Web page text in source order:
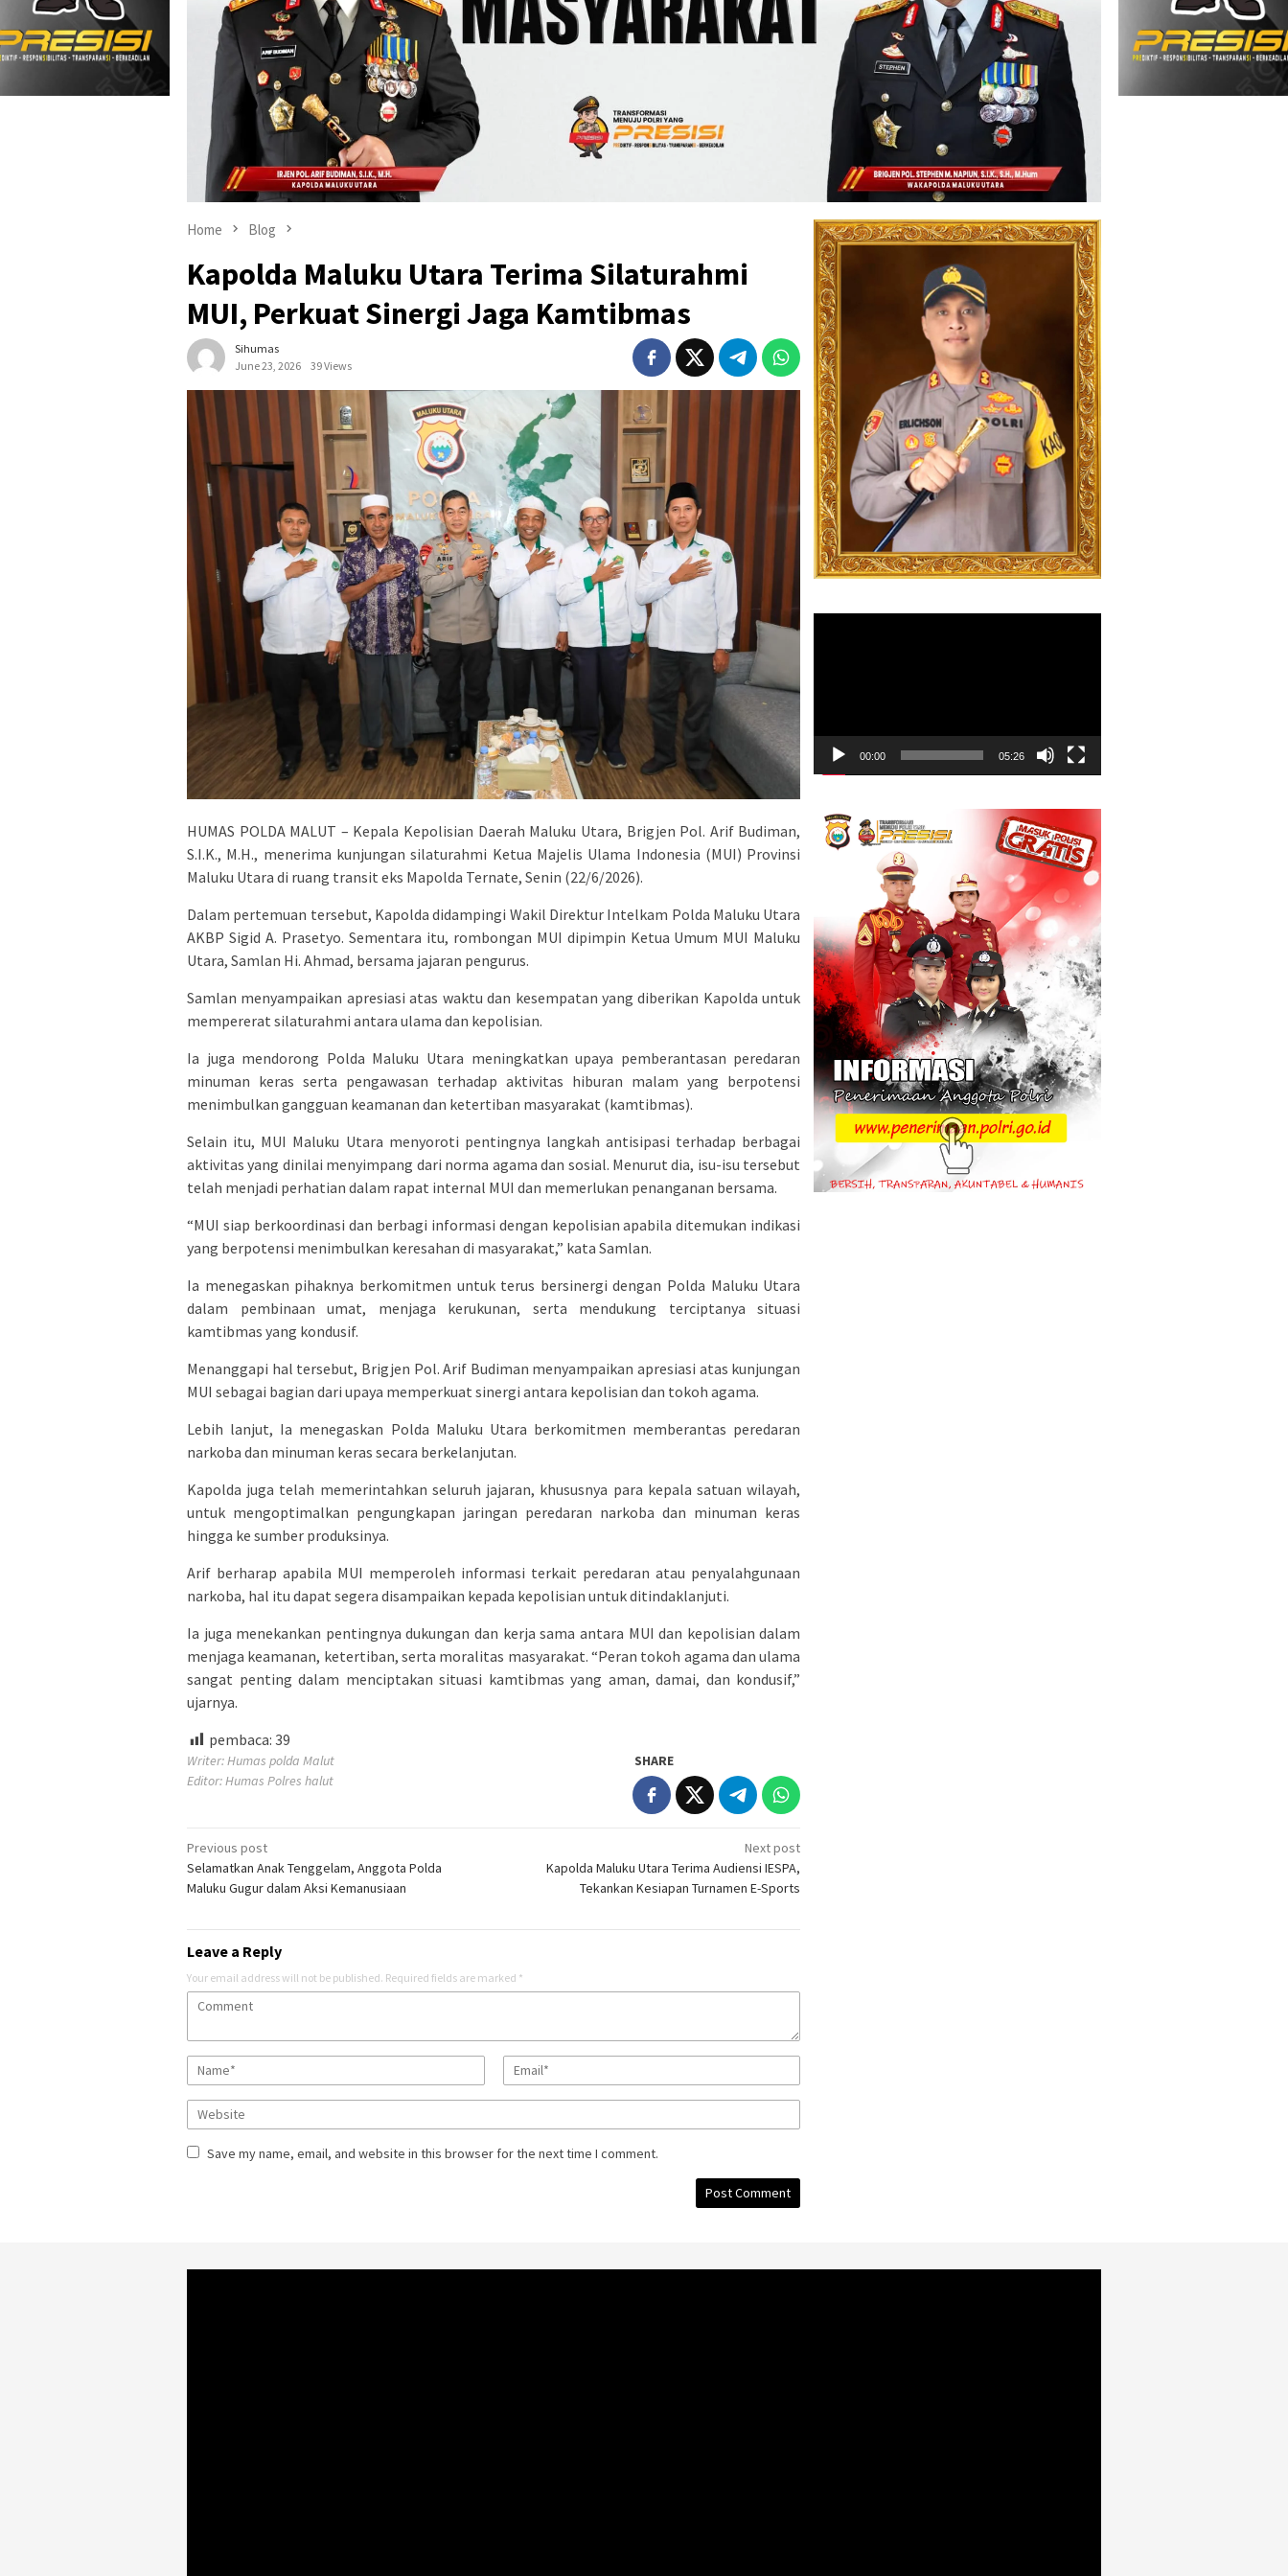
Home Blog
Kapolda Maluku Utara Terima Silaturahmi
MUI, Perkuat Sinergi Jaga Kamtibmas
Sihumas
June 23, 2026
39 Views
HUMAS POLDA MALUT – Kepala Kepolisian Daerah Maluku Utara, Brigjen Pol. Arif Budiman,
S.I.K., M.H., menerima kunjungan silaturahmi Ketua Majelis Ulama Indonesia (MUI) Provinsi
Maluku Utara di ruang transit eks Mapolda Ternate, Senin (22/6/2026).
Dalam pertemuan tersebut, Kapolda didampingi Wakil Direktur Intelkam Polda Maluku Utara
AKBP Sigid A. Prasetyo. Sementara itu, rombongan MUI dipimpin Ketua Umum MUI Maluku
Utara, Samlan Hi. Ahmad, bersama jajaran pengurus.
Samlan menyampaikan apresiasi atas waktu dan kesempatan yang diberikan Kapolda untuk
mempererat silaturahmi antara ulama dan kepolisian.
Ia juga mendorong Polda Maluku Utara meningkatkan upaya pemberantasan peredaran
minuman keras serta pengawasan terhadap aktivitas hiburan malam yang berpotensi
menimbulkan gangguan keamanan dan ketertiban masyarakat (kamtibmas).
Selain itu, MUI Maluku Utara menyoroti pentingnya langkah antisipasi terhadap berbagai
aktivitas yang dinilai menyimpang dari norma agama dan sosial. Menurut dia, isu-isu tersebut
telah menjadi perhatian dalam rapat internal MUI dan memerlukan penanganan bersama.
“MUI siap berkoordinasi dan berbagi informasi dengan kepolisian apabila ditemukan indikasi
yang berpotensi menimbulkan keresahan di masyarakat,” kata Samlan.
Ia menegaskan pihaknya berkomitmen untuk terus bersinergi dengan Polda Maluku Utara
dalam pembinaan umat, menjaga kerukunan, serta mendukung terciptanya situasi
kamtibmas yang kondusif.
Menanggapi hal tersebut, Brigjen Pol. Arif Budiman menyampaikan apresiasi atas kunjungan
MUI sebagai bagian dari upaya memperkuat sinergi antara kepolisian dan tokoh agama.
Lebih lanjut, Ia menegaskan Polda Maluku Utara berkomitmen memberantas peredaran
narkoba dan minuman keras secara berkelanjutan.
Kapolda juga telah memerintahkan seluruh jajaran, khususnya para kepala satuan wilayah,
untuk mengoptimalkan pengungkapan jaringan peredaran narkoba dan minuman keras
hingga ke sumber produksinya.
Arif berharap apabila MUI memperoleh informasi terkait peredaran atau penyalahgunaan
narkoba, hal itu dapat segera disampaikan kepada kepolisian untuk ditindaklanjuti.
Ia juga menekankan pentingnya dukungan dan kerja sama antara MUI dan kepolisian dalam
menjaga keamanan, ketertiban, serta moralitas masyarakat. “Peran tokoh agama dan ulama
sangat penting dalam menciptakan situasi kamtibmas yang aman, damai, dan kondusif,”
ujarnya.
pembaca: 39
Writer: Humas polda Malut
Editor: Humas Polres halut
SHARE
Post
navigation
Previous post
Selamatkan Anak Tenggelam, Anggota Polda
Maluku Gugur dalam Aksi Kemanusiaan
Next post
Kapolda Maluku Utara Terima Audiensi IESPA,
Tekankan Kesiapan Turnamen E-Sports
Leave a Reply
Your email address will not be published. Required fields are marked *
Save my name, email, and website in this browser for the next time I comment.
00:00 05:26